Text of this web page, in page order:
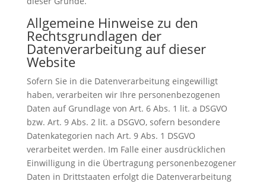
Allgemeine Hinweise zu den
Rechtsgrundlagen der
Datenverarbeitung auf dieser
Website
Sofern Sie in die Datenverarbeitung eingewilligt
haben, verarbeiten wir Ihre personenbezogenen
Daten auf Grundlage von Art. 6 Abs. 1 lit. a DSGVO
bzw. Art. 9 Abs. 2 lit. a DSGVO, sofern besondere
Datenkategorien nach Art. 9 Abs. 1 DSGVO
verarbeitet werden. Im Falle einer ausdrücklichen
Einwilligung in die Übertragung personenbezogener
Daten in Drittstaaten erfolgt die Datenverarbeitung